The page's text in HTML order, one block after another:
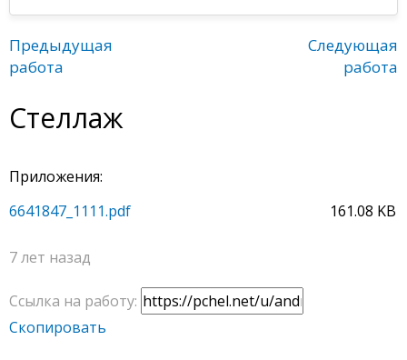
Предыдущая
работа
Следующая
работа
Стеллаж
Приложения:
6641847_1111.pdf
161.08 KB
7 лет назад
Ссылка на работу:
Скопировать